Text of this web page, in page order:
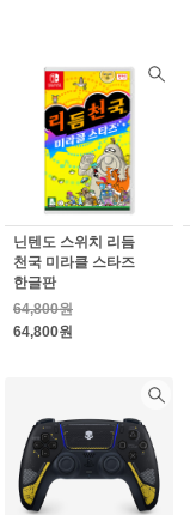
닌텐도 스위치 리듬
천국 미라클 스타즈
한글판
64,800원
64,800원